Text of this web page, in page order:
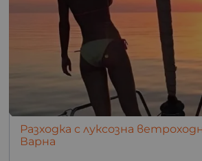
Разходка с луксозна
Варна